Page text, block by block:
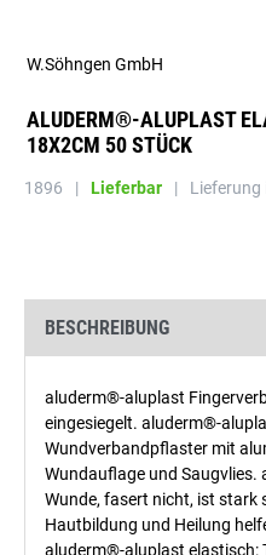
ALUDERM®-ALUPLAST
18X2CM 50 STÜCK
W.Söhngen GmbH
1896 | Lieferbar | Lieferung
BESCHREIBUNG
aluderm®-aluplast
eingesiegelt. aluderm®-
Wundverbandpflaster mit
Wundauflage und
Wunde, fasert nicht, ist stark
Hautbildung und Heilung
aluderm®-aluplast elastisch: